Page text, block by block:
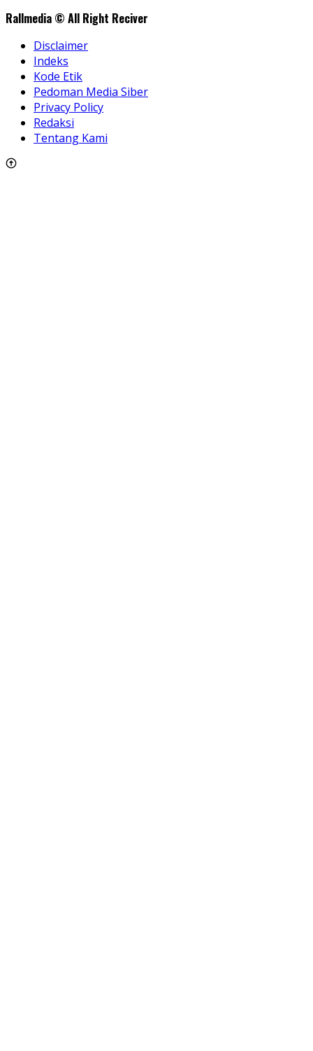
Rallmedia © All Right Reciver
Disclaimer
Indeks
Kode Etik
Pedoman Media Siber
Privacy Policy
Redaksi
Tentang Kami